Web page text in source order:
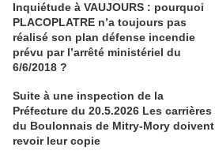
Inquiétude à VAUJOURS : pourquoi
PLACOPLATRE n’a toujours pas
réalisé son plan défense incendie
prévu par l’arrêté ministériel du
6/6/2018 ?
Suite à une inspection de la
Préfecture du 20.5.2026 Les carrières
du Boulonnais de Mitry-Mory doivent
revoir leur copie